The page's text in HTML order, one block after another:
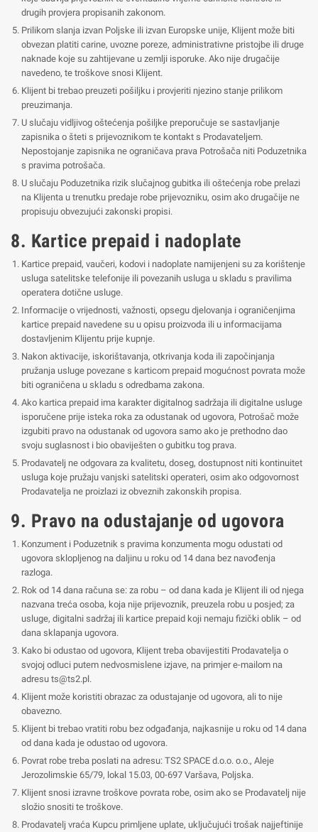
drugih provjera propisanih zakonom.
Prilikom slanja izvan Poljske ili izvan Europske unije, Klijent može biti
obvezan platiti carine, uvozne poreze, administrativne pristojbe ili druge
naknade koje su zahtijevane u zemlji isporuke. Ako nije drugačije
navedeno, te troškove snosi Klijent.
Klijent bi trebao preuzeti pošiljku i provjeriti njezino stanje prilikom
preuzimanja.
U slučaju vidljivog oštećenja pošiljke preporučuje se sastavljanje
zapisnika o šteti s prijevoznikom te kontakt s Prodavateljem.
Nepostojanje zapisnika ne ograničava prava Potrošača niti Poduzetnika
s pravima potrošača.
U slučaju Poduzetnika rizik slučajnog gubitka ili oštećenja robe prelazi
na Klijenta u trenutku predaje robe prijevozniku, osim ako drugačije ne
propisuju obvezujući zakonski propisi.
8. Kartice prepaid i nadoplate
Kartice prepaid, vaučeri, kodovi i nadoplate namijenjeni su za korištenje
usluga satelitske telefonije ili povezanih usluga u skladu s pravilima
operatera dotične usluge.
Informacije o vrijednosti, važnosti, opsegu djelovanja i ograničenjima
kartice prepaid navedene su u opisu proizvoda ili u informacijama
dostavljenim Klijentu prije kupnje.
Nakon aktivacije, iskorištavanja, otkrivanja koda ili započinjanja
pružanja usluge povezane s karticom prepaid mogućnost povrata može
biti ograničena u skladu s odredbama zakona.
Ako kartica prepaid ima karakter digitalnog sadržaja ili digitalne usluge
isporučene prije isteka roka za odustanak od ugovora, Potrošač može
izgubiti pravo na odustanak od ugovora samo ako je prethodno dao
svoju suglasnost i bio obaviješten o gubitku tog prava.
Prodavatelj ne odgovara za kvalitetu, doseg, dostupnost niti kontinuitet
usluga koje pružaju vanjski satelitski operateri, osim ako odgovornost
Prodavatelja ne proizlazi iz obveznih zakonskih propisa.
9. Pravo na odustajanje od ugovora
Konzument i Poduzetnik s pravima konzumenta mogu odustati od
ugovora sklopljenog na daljinu u roku od 14 dana bez navođenja
razloga.
Rok od 14 dana računa se: za robu – od dana kada je Klijent ili od njega
nazvana treća osoba, koja nije prijevoznik, preuzela robu u posjed; za
usluge, digitalni sadržaj ili kartice prepaid koji nemaju fizički oblik – od
dana sklapanja ugovora.
Kako bi odustao od ugovora, Klijent treba obavijestiti Prodavatelja o
svojoj odluci putem nedvosmislene izjave, na primjer e-mailom na
adresu ts@ts2.pl.
Klijent može koristiti obrazac za odustajanje od ugovora, ali to nije
obavezno.
Klijent bi trebao vratiti robu bez odgađanja, najkasnije u roku od 14 dana
od dana kada je odustao od ugovora.
Povrat robe treba poslati na adresu: TS2 SPACE d.o.o. o.o., Aleje
Jerozolimskie 65/79, lokal 15.03, 00-697 Varšava, Poljska.
Klijent snosi izravne troškove povrata robe, osim ako se Prodavatelj nije
složio snositi te troškove.
Prodavatelj vraća Kupcu primljene uplate, uključujući trošak najjeftinije